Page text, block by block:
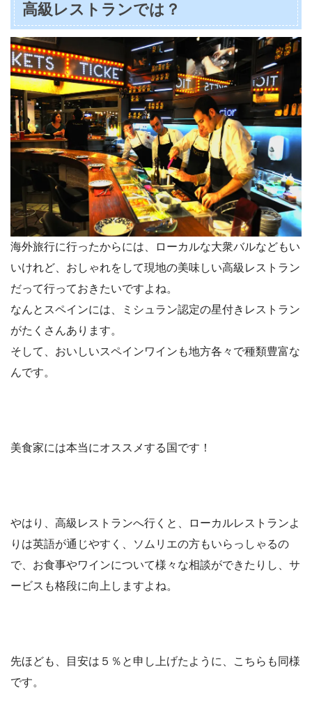
高級レストランでは？
海外旅行に行ったからには、ローカルな大衆バルなどもい
いけれど、おしゃれをして現地の美味しい高級レストラン
だって行っておきたいですよね。
なんとスペインには、
ミシュラン認定の星付きレストラン
がたくさんあります。
そして、おいしいスペインワインも地方各々で種類豊富な
んです。
美食家には本当にオススメする国です！
やはり、高級レストランへ行くと、ローカルレストランよ
りは英語が通じやすく、ソムリエの方もいらっしゃるの
で、お食事やワインについて様々な相談ができたりし、サ
ービスも格段に向上しますよね。
先ほども、 目安は５％ と申し上げたように、こちらも同様
です。